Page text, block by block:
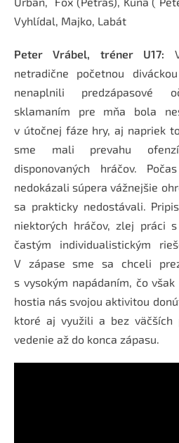
Vyhlídal, Majko, Labát
Peter Vrábel, tréner U17:
netradične početnou
nenaplnili predzápasové
sklamaním pre mňa bola
v útočnej fáze hry, aj napriek
sme mali prevahu
disponovaných hráčov.
nedokázali súpera vážnejšie
sa prakticky nedostávali.
niektorých hráčov, zlej práci
častým individualistickým
V zápase sme sa chceli
s vysokým napádaním, čo
hostia nás svojou aktivitou
ktoré aj využili a bez
vedenie až do konca zápasu.